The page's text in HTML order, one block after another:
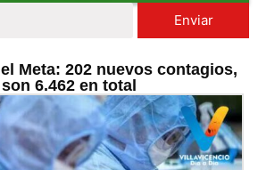
Enviar
Meta: 202 nuevos contagios,
6.462 en total